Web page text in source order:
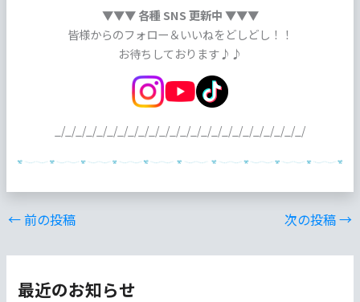
▼▼▼ 各種 SNS 更新中 ▼▼▼
皆様からのフォロー＆いいねをどしどし！！
お待ちしております♪♪
_/_/_/_/_/_/_/_/_/_/_/_/_/_/_/_/_/_/_/_/_/_/_/_/
←前の投稿 次の投稿→
最近のお知らせ